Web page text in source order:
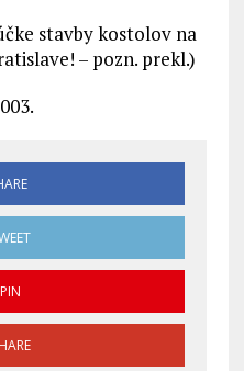
stavby kostolov na
– pozn. prekl.)
PIN